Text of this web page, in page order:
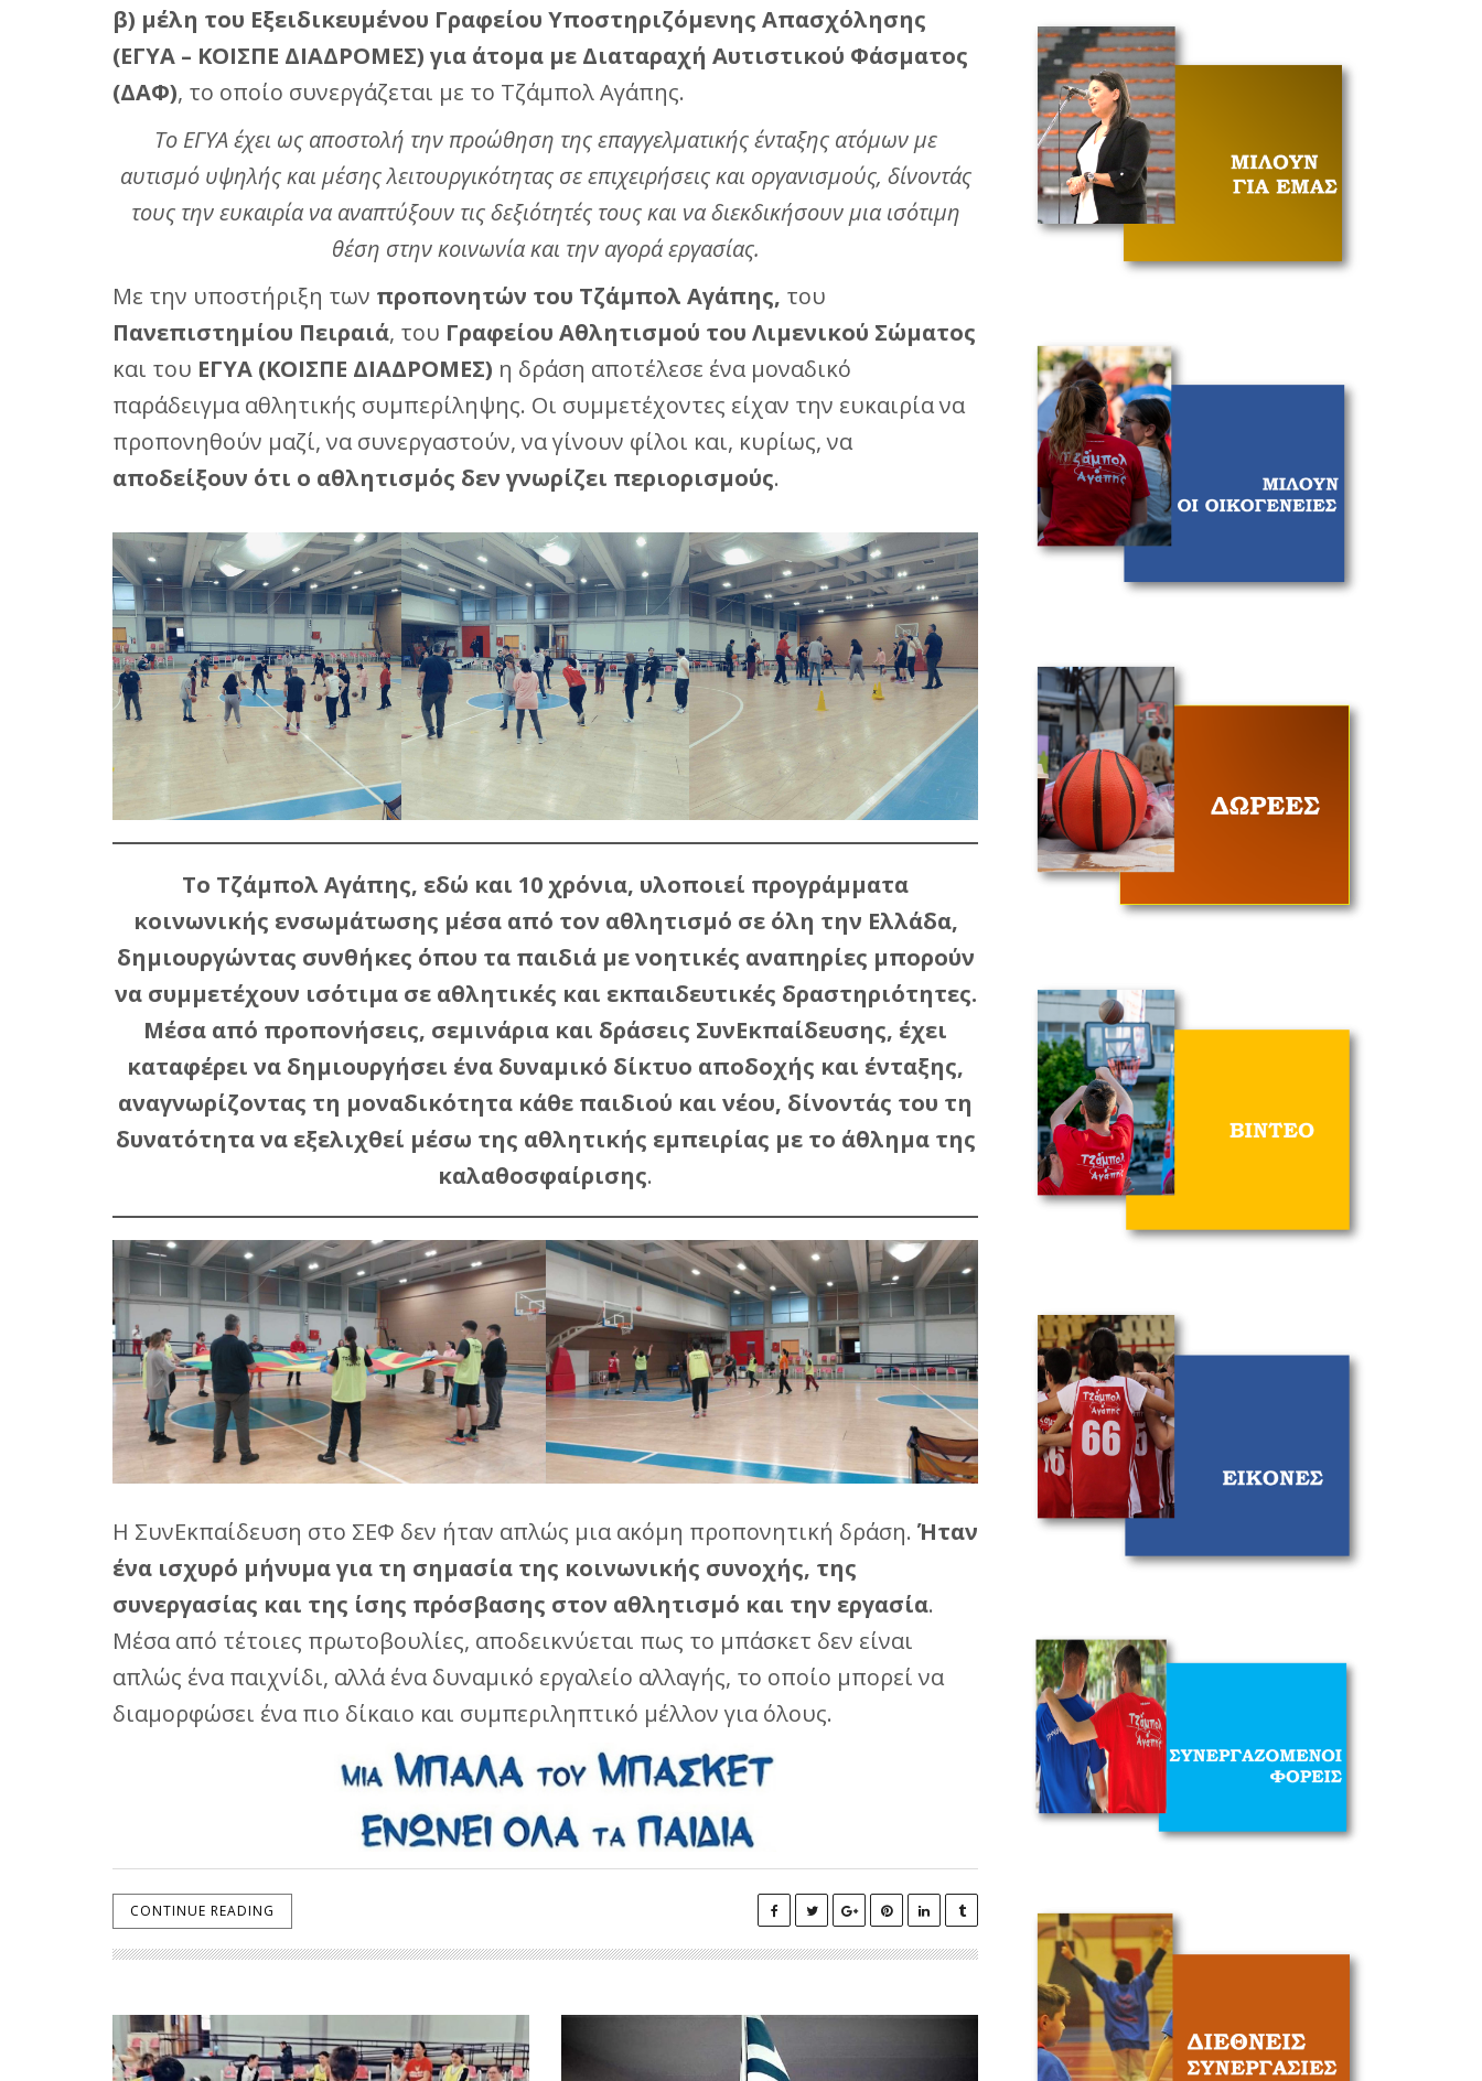
β) μέλη του Εξειδικευμένου Γραφείου Υποστηριζόμενης Απασχόλησης
(ΕΓΥΑ – ΚΟΙΣΠΕ ΔΙΑΔΡΟΜΕΣ) για άτομα με Διαταραχή Αυτιστικού Φάσματος
(ΔΑΦ), το οποίο συνεργάζεται με το Τζάμπολ Αγάπης.
Το ΕΓΥΑ έχει ως αποστολή την προώθηση της επαγγελματικής ένταξης ατόμων με
αυτισμό υψηλής και μέσης λειτουργικότητας σε επιχειρήσεις και οργανισμούς, δίνοντάς
τους την ευκαιρία να αναπτύξουν τις δεξιότητές τους και να διεκδικήσουν μια ισότιμη
θέση στην κοινωνία και την αγορά εργασίας.
Με την υποστήριξη των προπονητών του Τζάμπολ Αγάπης, του
Πανεπιστημίου Πειραιά, του Γραφείου Αθλητισμού του Λιμενικού Σώματος
και του ΕΓΥΑ (ΚΟΙΣΠΕ ΔΙΑΔΡΟΜΕΣ) η δράση αποτέλεσε ένα μοναδικό
παράδειγμα αθλητικής συμπερίληψης. Οι συμμετέχοντες είχαν την ευκαιρία να
προπονηθούν μαζί, να συνεργαστούν, να γίνουν φίλοι και, κυρίως, να
αποδείξουν ότι ο αθλητισμός δεν γνωρίζει περιορισμούς.
Το Τζάμπολ Αγάπης, εδώ και 10 χρόνια, υλοποιεί προγράμματα
κοινωνικής ενσωμάτωσης μέσα από τον αθλητισμό σε όλη την Ελλάδα,
δημιουργώντας συνθήκες όπου τα παιδιά με νοητικές αναπηρίες μπορούν
να συμμετέχουν ισότιμα σε αθλητικές και εκπαιδευτικές δραστηριότητες.
Μέσα από προπονήσεις, σεμινάρια και δράσεις ΣυνΕκπαίδευσης, έχει
καταφέρει να δημιουργήσει ένα δυναμικό δίκτυο αποδοχής και ένταξης,
αναγνωρίζοντας τη μοναδικότητα κάθε παιδιού και νέου, δίνοντάς του τη
δυνατότητα να εξελιχθεί μέσω της αθλητικής εμπειρίας με το άθλημα της
καλαθοσφαίρισης.
Η ΣυνΕκπαίδευση στο ΣΕΦ δεν ήταν απλώς μια ακόμη προπονητική δράση. Ήταν
ένα ισχυρό μήνυμα για τη σημασία της κοινωνικής συνοχής, της
συνεργασίας και της ίσης πρόσβασης στον αθλητισμό και την εργασία.
Μέσα από τέτοιες πρωτοβουλίες, αποδεικνύεται πως το μπάσκετ δεν είναι
απλώς ένα παιχνίδι, αλλά ένα δυναμικό εργαλείο αλλαγής, το οποίο μπορεί να
διαμορφώσει ένα πιο δίκαιο και συμπεριληπτικό μέλλον για όλους.
CONTINUE READING